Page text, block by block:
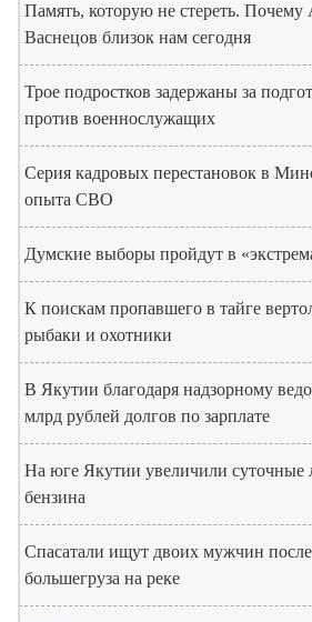
Память, которую не стереть.
Васнецов близок нам сегодня
Трое подростков задержаны за
против военнослужащих
Серия кадровых перестановок в
опыта СВО
Думские выборы пройдут в
К поискам пропавшего в тайге
рыбаки и охотники
В Якутии благодаря надзорному
млрд рублей долгов по зарплате
На юге Якутии увеличили суточные
бензина
Спасатали ищут двоих мужчин
большегруза на реке